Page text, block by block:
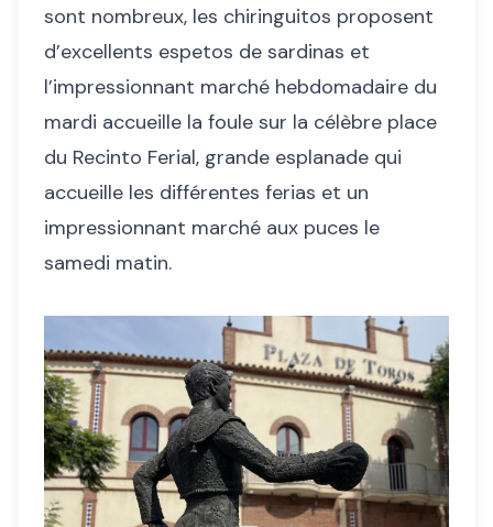
sont nombreux, les chiringuitos proposent
d’excellents espetos de sardinas et
l’impressionnant marché hebdomadaire du
mardi accueille la foule sur la célèbre place
du Recinto Ferial, grande esplanade qui
accueille les différentes ferias et un
impressionnant marché aux puces le
samedi matin.